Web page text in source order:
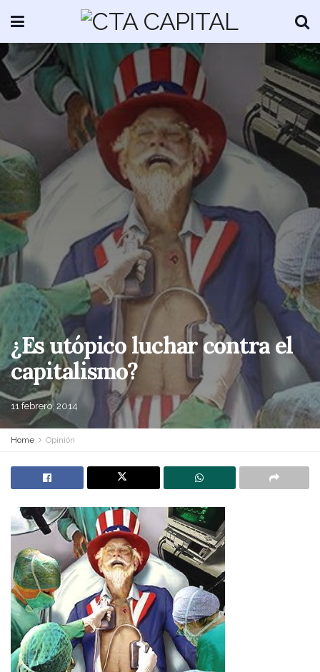
¿Es utópico luchar contra el
capitalismo?
11 febrero, 2014
Home Opinión